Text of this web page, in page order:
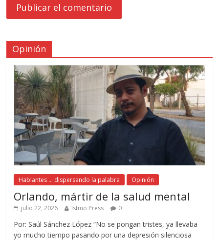
Opinión
Hablantes ... dispersando la palabra Opinión
Orlando, mártir de la salud mental
julio 22, 2026 Istmo Press 0
Por: Saúl Sánchez López “No se pongan tristes, ya llevaba
yo mucho tiempo pasando por una depresión silenciosa